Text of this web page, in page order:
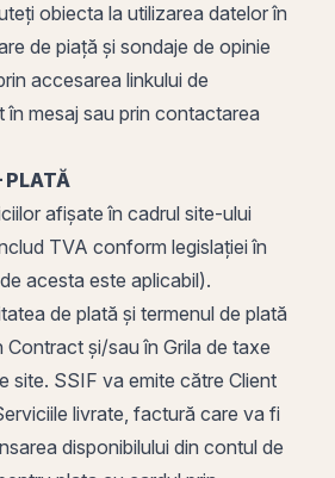
obiecta la utilizarea datelor în
de piață și sondaje de opinie
accesarea linkului de
mesaj sau prin contactarea
PLATĂ
afișate în cadrul site-ului
TVA conform legislației în
acesta este aplicabil).
de plată și termenul de plată
și/sau în Grila de taxe
site. SSIF va emite către Client
livrate, factură care va fi
disponibilului din contul de